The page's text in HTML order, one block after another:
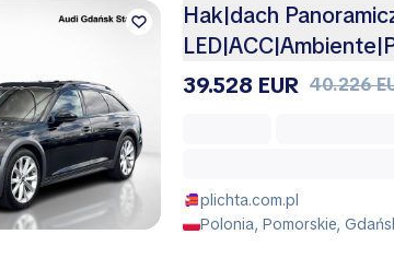
Hak|dach
39.528 EUR 40.226
plichta.com.pl
Polonia, Pomorskie,